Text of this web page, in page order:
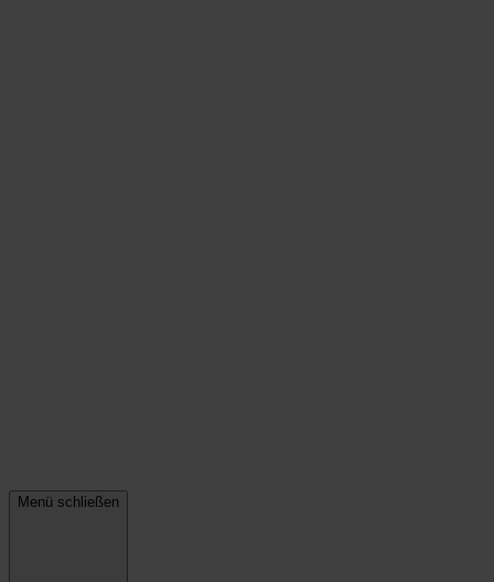
Menü schließen